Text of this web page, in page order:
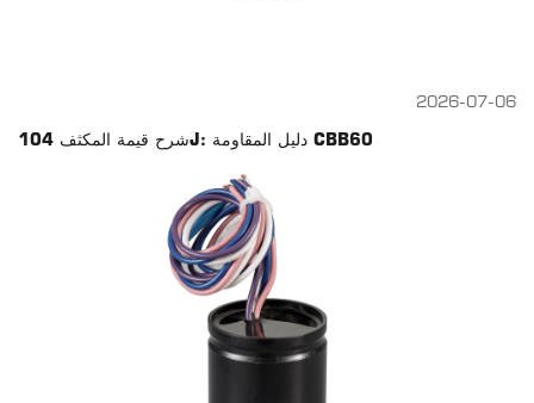
2026-07-06
شرح قيمة المكثف 104J: دليل المقاومة CBB60